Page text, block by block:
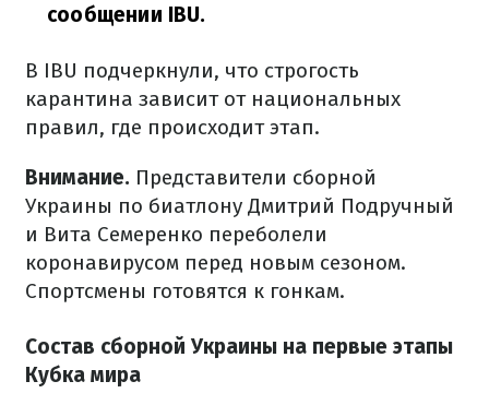
сообщении IBU.
В IBU подчеркнули, что строгость
карантина зависит от национальных
правил, где происходит этап.
Внимание. Представители сборной
Украины по биатлону Дмитрий Подручный
и Вита Семеренко переболели
коронавирусом перед новым сезоном.
Спортсмены готовятся к гонкам.
Состав сборной Украины на первые этапы
Кубка мира